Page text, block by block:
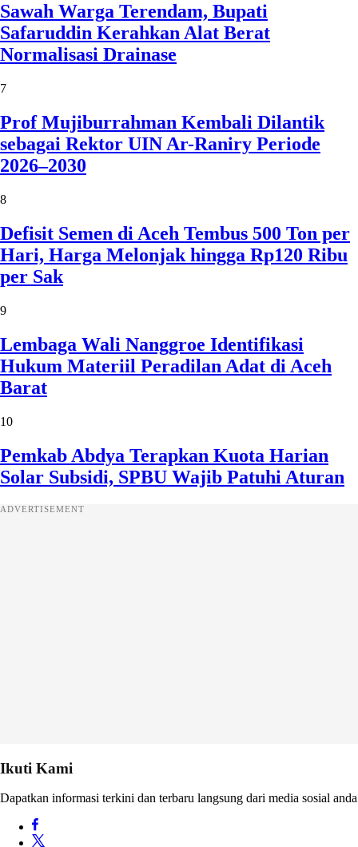
Sawah Warga Terendam, Bupati
Safaruddin Kerahkan Alat Berat
Normalisasi Drainase
7
Prof Mujiburrahman Kembali Dilantik
sebagai Rektor UIN Ar-Raniry Periode
2026–2030
8
Defisit Semen di Aceh Tembus 500 Ton per
Hari, Harga Melonjak hingga Rp120 Ribu
per Sak
9
Lembaga Wali Nanggroe Identifikasi
Hukum Materiil Peradilan Adat di Aceh
Barat
10
Pemkab Abdya Terapkan Kuota Harian
Solar Subsidi, SPBU Wajib Patuhi Aturan
ADVERTISEMENT
Ikuti Kami
Dapatkan informasi terkini dan terbaru langsung dari media sosial anda